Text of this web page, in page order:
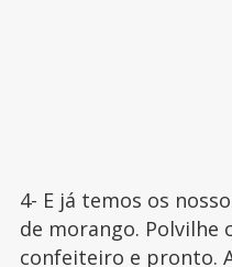
4- E já temos os
de morango. Polvilhe
confeiteiro e pronto.